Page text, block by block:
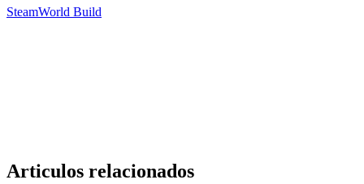
SteamWorld Build
Articulos relacionados